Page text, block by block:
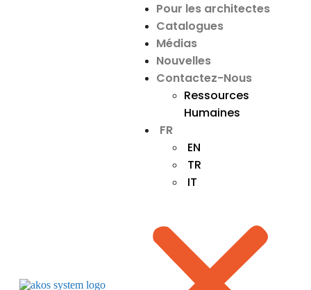
Pour les architectes
Catalogues
Médias
Nouvelles
Contactez-Nous
Ressources
Humaines
FR
EN
TR
IT